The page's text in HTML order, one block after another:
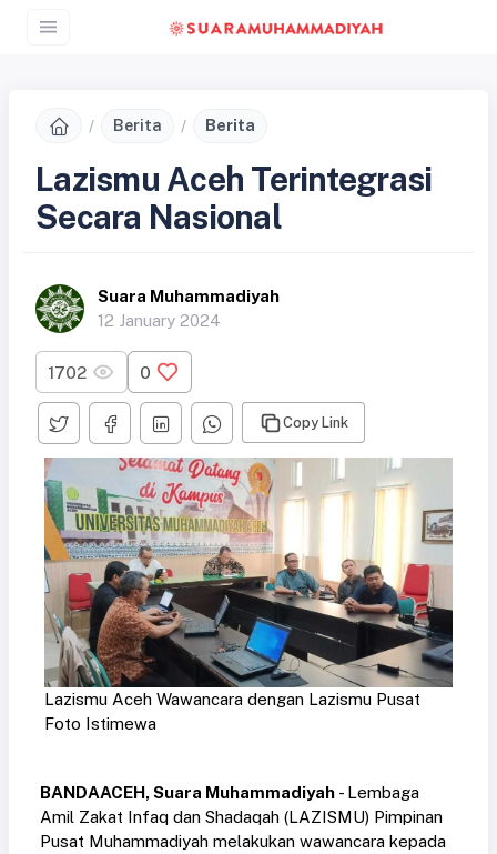
Berita Berita
Lazismu Aceh Terintegrasi
Secara Nasional
Suara Muhammadiyah
12 January 2024
1702 0
Copy Link
Lazismu Aceh Wawancara dengan Lazismu Pusat
Foto Istimewa
BANDAACEH, Suara Muhammadiyah - Lembaga
Amil Zakat Infaq dan Shadaqah (LAZISMU) Pimpinan
Pusat Muhammadiyah melakukan wawancara kepada